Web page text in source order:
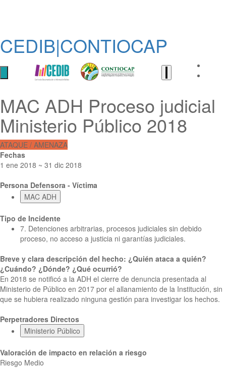
CEDIB|CONTIOCAP
MAC ADH Proceso judicial
Ministerio Público 2018
ATAQUE / AMENAZA
Fechas
1 ene 2018 ~ 31 dic 2018
Persona Defensora - Víctima
MAC ADH
Tipo de Incidente
7. Detenciones arbitrarias, procesos judiciales sin debido
proceso, no acceso a justicia ni garantías judiciales.
Breve y clara descripción del hecho: ¿Quién ataca a quién?
¿Cuándo? ¿Dónde? ¿Qué ocurrió?
En 2018 se notificó a la ADH el cierre de denuncia presentada al
Ministerio de Público en 2017 por el allanamiento de la Institución, sin
que se hubiera realizado ninguna gestión para investigar los hechos.
Perpetradores Directos
Ministerio Público
Valoración de impacto en relación a riesgo
Riesgo Medio